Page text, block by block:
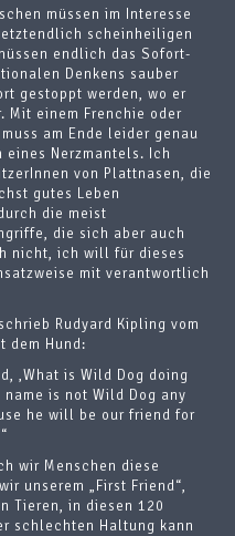
müssen im Interesse
scheinheiligen
endlich das Sofort-
Denkens sauber
gestoppt werden, wo er
Mit einem Frenchie oder
am Ende leider genau
eines Nerzmantels. Ich
von Plattnasen, die
gutes Leben
die meist
die sich aber auch
nicht, ich will für dieses
mit verantwortlich
Rudyard Kipling vom
dem Hund:
‚What is Wild Dog doing
name is not Wild Dog any
he will be our friend for
wir Menschen diese
unserem „First Friend“,
Tieren, in diesen 120
schlechten Haltung kann